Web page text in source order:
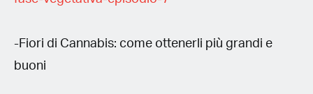
-Fiori di Cannabis: come ottenerli più grandi e
buoni